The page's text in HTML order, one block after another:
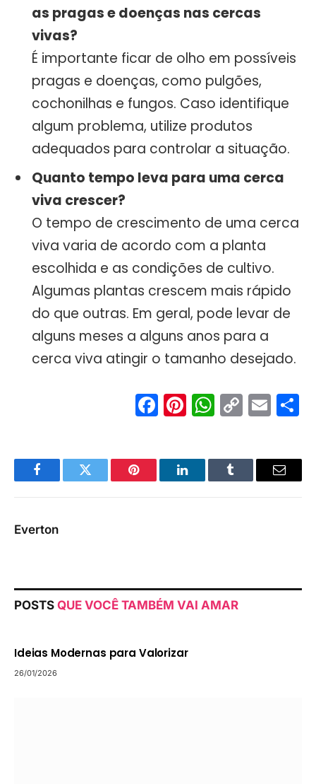
as pragas e doenças nas cercas
vivas?
É importante ficar de olho em possíveis
pragas e doenças, como pulgões,
cochonilhas e fungos. Caso identifique
algum problema, utilize produtos
adequados para controlar a situação.
Quanto tempo leva para uma cerca
viva crescer?
O tempo de crescimento de uma cerca
viva varia de acordo com a planta
escolhida e as condições de cultivo.
Algumas plantas crescem mais rápido
do que outras. Em geral, pode levar de
alguns meses a alguns anos para a
cerca viva atingir o tamanho desejado.
Facebook
Pinterest
Copy
Link
FacebookTwitter Pinterest LinkedInTumblr Email
Everton
POSTS QUE VOCÊ TAMBÉM VAI AMAR
Ideias Modernas para Valorizar
26/01/2026